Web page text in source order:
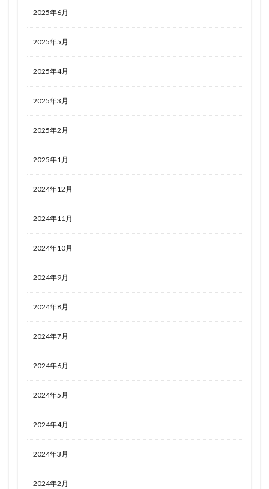
2025年6月
2025年5月
2025年4月
2025年3月
2025年2月
2025年1月
2024年12月
2024年11月
2024年10月
2024年9月
2024年8月
2024年7月
2024年6月
2024年5月
2024年4月
2024年3月
2024年2月